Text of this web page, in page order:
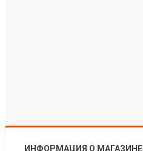
ИНФОРМАЦИЯ О МАГАЗИНЕ